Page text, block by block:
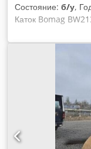
Состояние: б/у,
Каток Bomag
моточасов! ---- *
BW213PDH-4 *
около 5 598 *
Немецкая
Дизельный
видео по
--- Для получения
For more
Кай Кортум:
гарантий,